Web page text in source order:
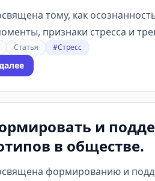
тому, как
признаки стресса и
Статья #Стресс
и
в обществе.
формированию и